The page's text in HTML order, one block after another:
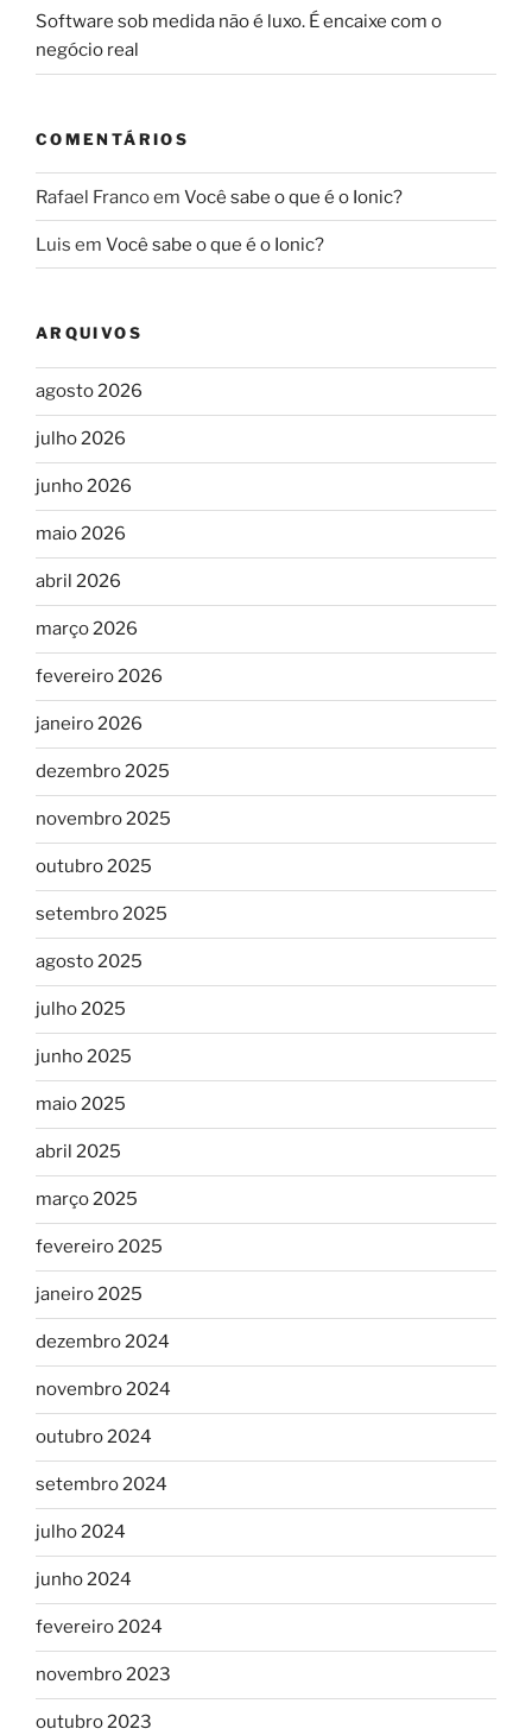
Software sob medida não é luxo. É encaixe com o
negócio real
COMENTÁRIOS
Rafael Francoem Você sabe o que é o Ionic?
Luis em Você sabe o que é o Ionic?
ARQUIVOS
agosto 2026
julho 2026
junho 2026
maio 2026
abril 2026
março 2026
fevereiro 2026
janeiro 2026
dezembro 2025
novembro 2025
outubro 2025
setembro 2025
agosto 2025
julho 2025
junho 2025
maio 2025
abril 2025
março 2025
fevereiro 2025
janeiro 2025
dezembro 2024
novembro 2024
outubro 2024
setembro 2024
julho 2024
junho 2024
fevereiro 2024
novembro 2023
outubro 2023